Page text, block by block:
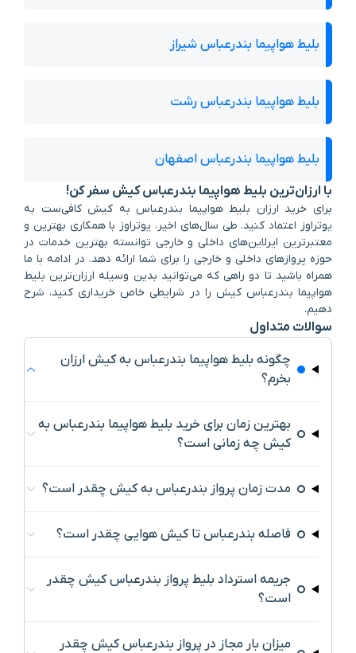
بلیط هواپیما بندرعباس شیراز
بلیط هواپیما بندرعباس رشت
بلیط هواپیما بندرعباس اصفهان
با ارزان‌ترین بلیط هواپیما بندرعباس کیش سفر کن!
برای خرید ارزان بلیط هواپیما بندرعباس به کیش کافی‌ست به
یوتراوز اعتماد کنید. طی سال‌های اخیر، یوتراوز با همکاری بهترین و
معتبرترین ایرلاین‌های داخلی و خارجی توانسته بهترین خدمات در
حوزه پروازهای داخلی و خارجی را برای شما ارائه دهد. در ادامه با ما
همراه باشید تا دو راهی که می‌توانید بدین وسیله ارزان‌ترین بلیط
هواپیما بندرعباس کیش را در شرایطی خاص خریداری کنید، شرح
دهیم.
سوالات متداول
چگونه بلیط هواپیما بندرعباس به کیش ارزان
بخرم؟
بهترین زمان برای خرید بلیط هواپیما بندرعباس به
کیش چه زمانی است؟
مدت زمان پرواز بندرعباس به کیش چقدر است؟
فاصله بندرعباس تا کیش هوایی چقدر است؟
جریمه استرداد بلیط پرواز بندرعباس کیش چقدر
است؟
میزان بار مجاز در پرواز بندرعباس کیش چقدر